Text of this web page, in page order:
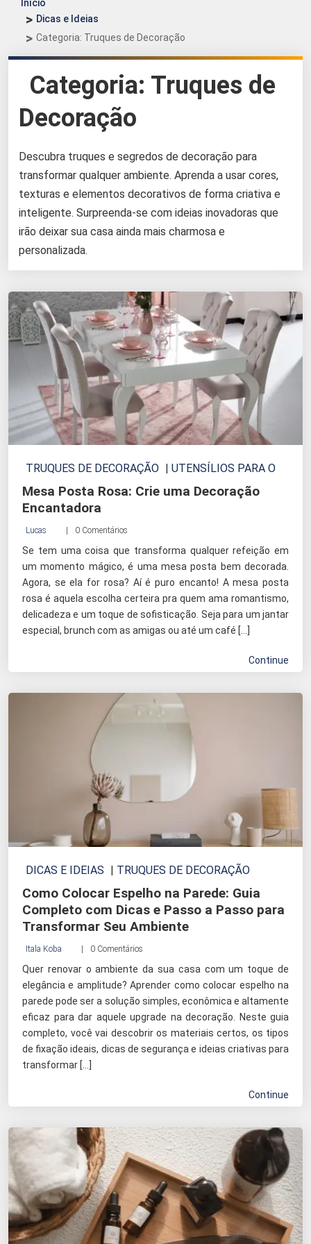
Início
Dicas e Ideias
Categoria: Truques de Decoração
Categoria: Truques de
Decoração
Descubra truques e segredos de decoração para
transformar qualquer ambiente. Aprenda a usar cores,
texturas e elementos decorativos de forma criativa e
inteligente. Surpreenda-se com ideias inovadoras que
irão deixar sua casa ainda mais charmosa e
personalizada.
TRUQUES DE DECORAÇÃO
UTENSÍLIOS PARA O
LAR
Mesa Posta Rosa: Crie uma Decoração
Encantadora
Lucas 0 Comentários
Se tem uma coisa que transforma qualquer refeição em
um momento mágico, é uma mesa posta bem decorada.
Agora, se ela for rosa? Aí é puro encanto! A mesa posta
rosa é aquela escolha certeira pra quem ama romantismo,
delicadeza e um toque de sofisticação. Seja para um jantar
especial, brunch com as amigas ou até um café […]
Continue
DICAS E IDEIAS | TRUQUES DE DECORAÇÃO
Como Colocar Espelho na Parede: Guia
Completo com Dicas e Passo a Passo para
Transformar Seu Ambiente
Itala Koba 0 Comentários
Quer renovar o ambiente da sua casa com um toque de
elegância e amplitude? Aprender como colocar espelho na
parede pode ser a solução simples, econômica e altamente
eficaz para dar aquele upgrade na decoração. Neste guia
completo, você vai descobrir os materiais certos, os tipos
de fixação ideais, dicas de segurança e ideias criativas para
transformar […]
Continue